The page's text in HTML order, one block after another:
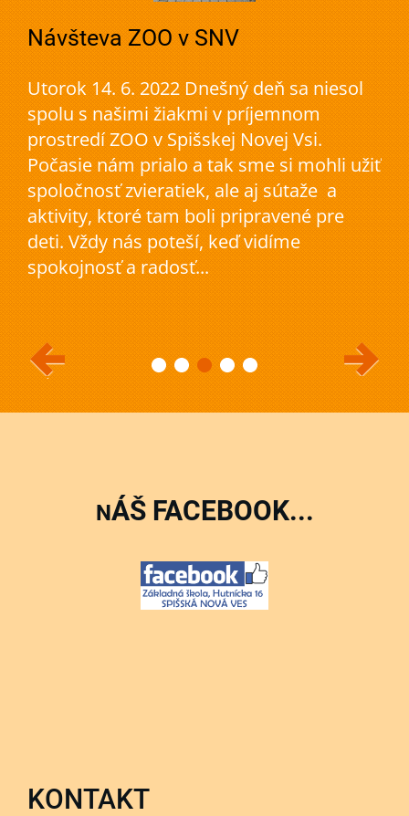
Návšteva ZOO v SNV
Utorok 14. 6. 2022 Dnešný deň sa niesol
spolu s našimi žiakmi v príjemnom
prostredí ZOO v Spišskej Novej Vsi.
Počasie nám prialo a tak sme si mohli užiť
spoločnosť zvieratiek, ale aj sútaže a
aktivity, ktoré tam boli pripravené pre
deti. Vždy nás poteší, keď vidíme
spokojnosť a radosť...
NÁŠ FACEBOOK...
KONTAKT